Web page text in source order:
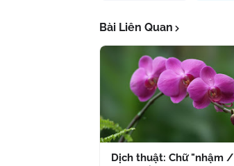
Bài Liên Quan
Dịch thuật: Chữ "nhậm /